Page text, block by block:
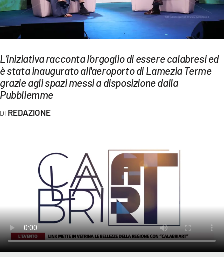
Streaming
LAC TV
LAC NETWORK
LAC ONAIR
LaC
Network
LACTV.IT
LACONAIR.IT
LACITYMAG.IT
ILREGGINO.IT
COSENZACHANNEL.IT
L’iniziativa racconta l’orgoglio di essere calabresi ed
è stata inaugurato all'aeroporto di Lamezia Terme
grazie agli spazi messi a disposizione dalla
Pubbliemme
REDAZIONE